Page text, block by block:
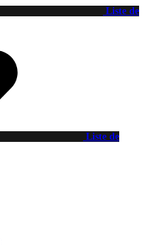
Liste de
Liste de